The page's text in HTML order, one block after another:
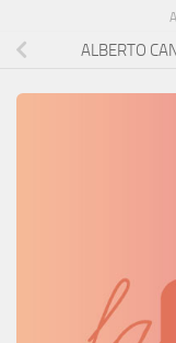
ALBERTO